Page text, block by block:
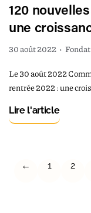
120
une
30 août 2022 •
Le 30 août 2022
rentrée 2022 : une
Lire l'article
← 1 2